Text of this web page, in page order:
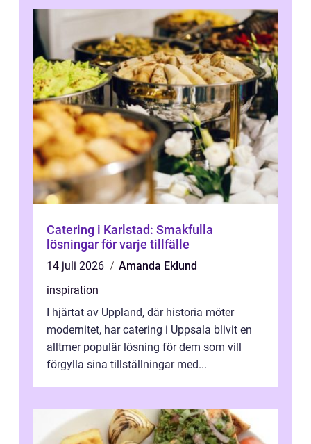
Catering i Karlstad: Smakfulla
lösningar för varje tillfälle
14 juli 2026
Amanda Eklund
inspiration
I hjärtat av Uppland, där historia möter
modernitet, har catering i Uppsala blivit en
alltmer populär lösning för dem som vill
förgylla sina tillställningar med...